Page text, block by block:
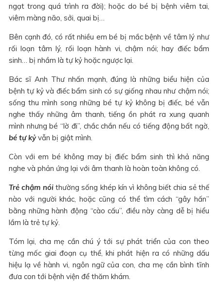
ngạt trong quá trình ra đời); hoặc do bé bị bệnh viêm tai,
viêm màng não, sởi, quai bị…
Bên cạnh đó, có rất nhiều em bé bị mắc bệnh về tâm lý như
rối loạn tâm lý, rối loạn hành vi, chậm nói; hay điếc bẩm
sinh… bị nhầm là tự kỷ hoặc ngược lại.
Bác sĩ Anh Thư nhấn mạnh, đúng là những biểu hiện của
bệnh tự kỷ và điếc bẩm sinh có sự giống nhau như chậm nói;
sống thu mình song những bé tự kỷ không bị điếc, bé vẫn
nghe thấy những âm thanh, tiếng ồn phát ra xung quanh
mình nhưng bé “lờ đi”, chắc chắn nếu có tiếng động bất ngờ,
bé tự kỷ vẫn bị giật mình.
Còn với em bé không may bị điếc bẩm sinh thì khả năng
nghe và phản ứng lại với âm thanh là hoàn toàn không có.
Trẻ chậm nói thường sống khép kín vì không biết chia sẻ thế
nào với người khác, hoặc cũng có thể tìm cách “gây hấn”
bằng những hành động “cào cấu”, điều này càng dễ bị hiểu
lầm là trẻ tự kỷ.
Tóm lại, cha mẹ cần chú ý tới sự phát triển của con theo
từng mốc giai đoạn cụ thể, khi phát hiện ra có những dấu
hiệu lạ về hành vi, ngôn ngữ của con, cha mẹ cần bình tĩnh
đưa con tới bệnh viện để thăm khám.